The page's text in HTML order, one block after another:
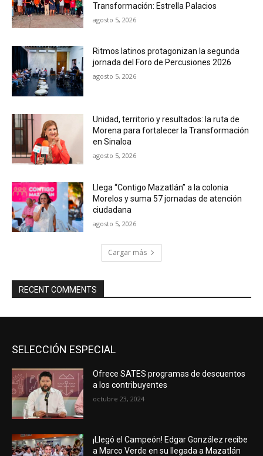
Transformación: Estrella Palacios
agosto 5, 2026
Ritmos latinos protagonizan la segunda
jornada del Foro de Percusiones 2026
agosto 5, 2026
Unidad, territorio y resultados: la ruta de
Morena para fortalecer la Transformación
en Sinaloa
agosto 5, 2026
Llega “Contigo Mazatlán” a la colonia
Morelos y suma 57 jornadas de atención
ciudadana
agosto 5, 2026
Cargar más
RECENT COMMENTS
SELECCIÓN ESPECIAL
Ofrece SATES programas de descuentos
a los contribuyentes
octubre 23, 2024
¡Llegó el Campeón! Edgar González recibe
a Marco Verde en su llegada a Mazatlán